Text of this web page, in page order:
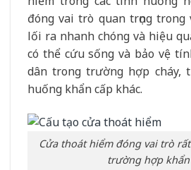
đóng vai trò quan trọng trong
lối ra nhanh chóng và hiệu
có thể cứu sống và bảo vệ
dân trong trường hợp cháy,
huống khẩn cấp khác.
Cửa thoát hiểm đóng vai trò
trường hợp khẩn